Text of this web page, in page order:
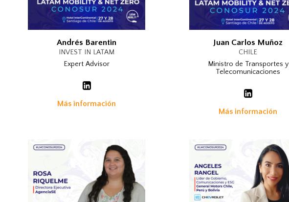
Andrés Barentin
INVEST IN LATAM
Expert Advisor
Más información
Juan Carlos Muñoz
CHILE
Ministro de Transportes y
Telecomunicaciones
Más información